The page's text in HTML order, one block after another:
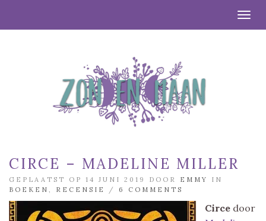
CIRCE – MADELINE MILLER
GEPLAATST OP 14 JUNI 2019 DOOR EMMY
IN
BOEKEN
RECENSIE / 6 COMMENTS
Circe door